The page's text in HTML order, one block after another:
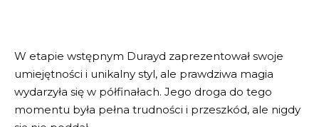
W etapie wstępnym Durayd zaprezentował swoje
umiejętności i unikalny styl, ale prawdziwa magia
wydarzyła się w półfinałach. Jego droga do tego
momentu była pełna trudności i przeszkód, ale nigdy